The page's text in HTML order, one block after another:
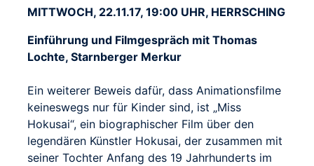
MITTWOCH, 22.11.17, 19:00 UHR, HERRSCHING
Einführung und Filmgespräch mit Thomas
Lochte, Starnberger Merkur
Ein weiterer Beweis dafür, dass Animationsfilme
keineswegs nur für Kinder sind, ist „Miss
Hokusai“, ein biographischer Film über den
legendären Künstler Hokusai, der zusammen mit
seiner Tochter Anfang des 19 Jahrhunderts im